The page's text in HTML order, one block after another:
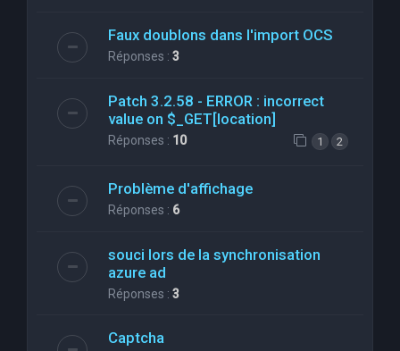
Faux doublons dans l'import OCS
Réponses : 3
Patch 3.2.58 - ERROR : incorrect
value on $_GET[location]
Réponses : 10 1 2
Problème d'affichage
Réponses : 6
souci lors de la synchronisation
azure ad
Réponses : 3
Captcha